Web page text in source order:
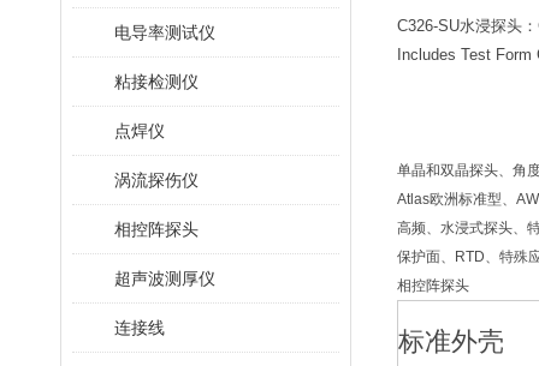
电导率测试仪
粘接检测仪
点焊仪
涡流探伤仪
相控阵探头
超声波测厚仪
连接线
C326-SU水浸探头：
Includes Test Form
单晶和双晶探头、角
Atlas欧洲标准型、
高频、水浸式探头、
保护面、RTD、特殊
相控阵探头
标准外壳